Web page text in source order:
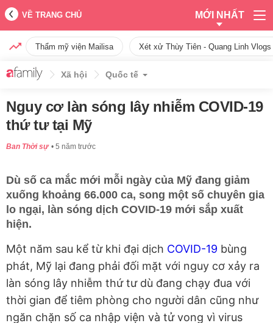
VỀ TRANG CHỦ MỚI NHẤT
Thẩm mỹ viện Mailisa Xét xử Thùy Tiên - Quang Linh
Xã hội Quốc tế
Nguy cơ làn sóng lây nhiễm COVID-19
thứ tư tại Mỹ
Ban Thời sự 5 năm trước
Dù số ca mắc mới mỗi ngày của Mỹ đang giảm
xuống khoảng 66.000 ca, song một số chuyên gia
lo ngại, làn sóng dịch COVID-19 mới sắp xuất
hiện.
Một năm sau kể từ khi đại dịch COVID-19 bùng
phát, Mỹ lại đang phải đối mặt với nguy cơ xảy ra
làn sóng lây nhiễm thứ tư dù đang chạy đua với
thời gian để tiêm phòng cho người dân cũng như
ngăn chặn số ca nhập viện và tử vong vì virus